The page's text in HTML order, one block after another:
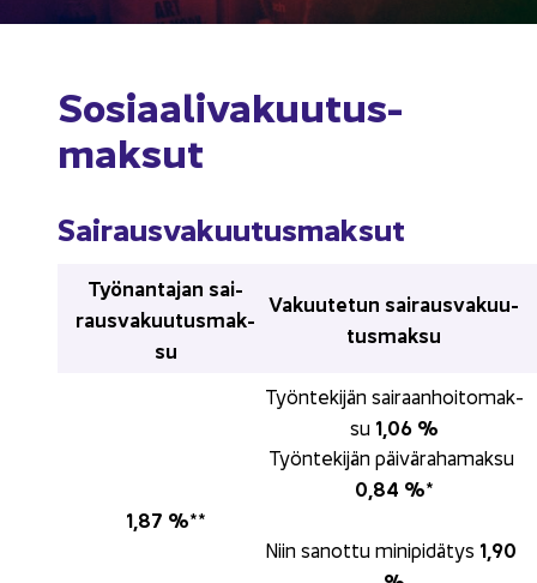
So­si­aa­li­va­kuu­tus­
mak­sut
Sai­raus­va­kuu­tus­mak­sut
Työ­nan­ta­jan sai­
raus­va­kuu­tus­mak­
su
Va­kuu­te­tun sai­raus­va­kuu­
tus­mak­su
1,87 %**
Työn­te­ki­jän sai­raan­hoi­to­mak­
su 1,06 %
0,84 %*
Niin sa­not­tu mi­ni­pi­dä­tys 1,90